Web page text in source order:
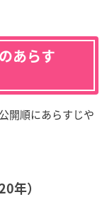
あらす
開順にあらすじや
年）